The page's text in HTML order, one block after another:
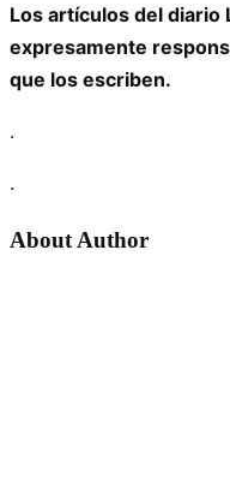
Los artículos del diario
expresamente
que los escriben.
.
.
About Author